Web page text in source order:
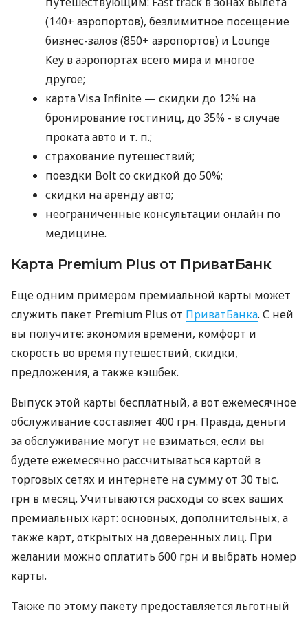
(140+ аэропортов), безлимитное посещение
бизнес-залов (850+ аэропортов) и Lounge
Key в аэропортах всего мира и многое
другое;
карта Visa Infinite — скидки до 12% на
бронирование гостиниц, до 35% - в случае
проката авто и т. п.;
страхование путешествий;
поездки Bolt со скидкой до 50%;
скидки на аренду авто;
неограниченные консультации онлайн по
медицине.
Карта Premium Plus от ПриватБанк
Еще одним примером премиальной карты может
служить пакет Premium Plus от ПриватБанка. С ней
вы получите: экономия времени, комфорт и
скорость во время путешествий, скидки,
предложения, а также кэшбек.
Выпуск этой карты бесплатный, а вот ежемесячное
обслуживание составляет 400 грн. Правда, деньги
за обслуживание могут не взиматься, если вы
будете ежемесячно рассчитываться картой в
торговых сетях и интернете на сумму от 30 тыс.
грн в месяц. Учитываются расходы со всех ваших
премиальных карт: основных, дополнительных, а
также карт, открытых на доверенных лиц. При
желании можно оплатить 600 грн и выбрать номер
карты.
Также по этому пакету предоставляется льготный